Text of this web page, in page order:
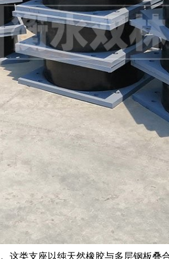
这类支座以纯天然橡胶与多层钢板叠